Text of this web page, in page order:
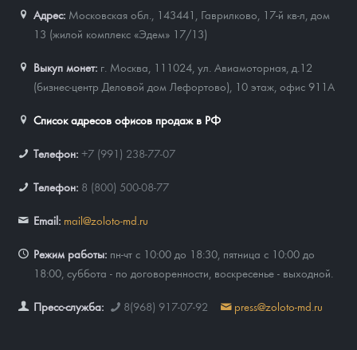
Адрес: Московская обл., 143441
Гаврилково, 17-й кв-л, дом
13 (жилой комплекс «Эдем» 17/13)
Выкуп монет: г. Москва, 111024, ул. Авиамоторная, д.12
(бизнес-центр Деловой дом Лефортово), 10 этаж, офис 911А
Список адресов офисов продаж в РФ
Телефон: +7 (991) 238-77-07
Телефон: 8 (800) 500-08-77
Email: mail@zoloto-md.ru
Режим работы: пн-чт с 10:00 до 18:30, пятница с 10:00 до
18:00, суббота - по договоренности, воскресенье - выходной.
Пресс-служба: 8(968) 917-07-92 press@zoloto-md.ru